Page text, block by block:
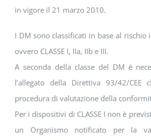
in vigore il 21 marzo 2010.
I DM sono classificati in base al rischio
ovvero CLASSE I, IIa, IIb e III.
A seconda della classe del DM è
l’allegato della Direttiva 93/42/CEE
procedura di valutazione della
Per i dispositivi di CLASSE I non è
un Organismo notificato per la